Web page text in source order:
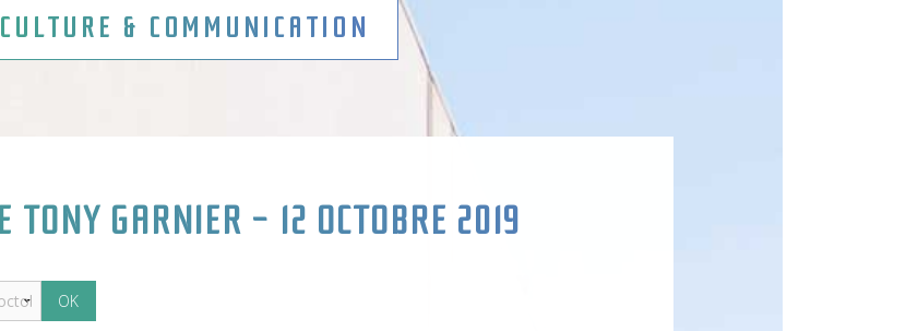
CULTURE & COMMUNICATION
TONY GARNIER - 12 OCTOBRE 2019